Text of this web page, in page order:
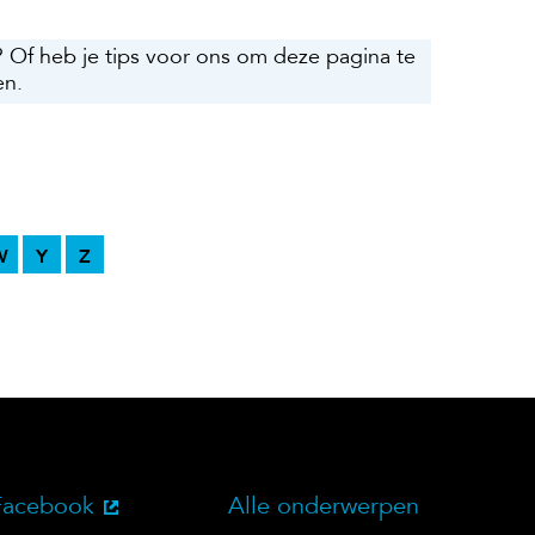
Of heb je tips voor ons om deze pagina te
Y Z
Alle onderwerpen